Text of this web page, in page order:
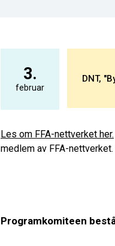
3.
februar
DNT,
Les om FFA-nettverket her.
medlem av FFA-
Programkomiteen